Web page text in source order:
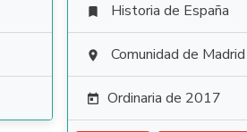
 Historia de España
 Comunidad de Madrid
 Ordinaria de 2017